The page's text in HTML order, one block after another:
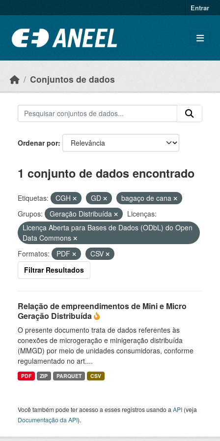
Entrar
Conjuntos de dados
Ordenar por
1 conjunto de dados encontrado
Etiquetas: CGH GD
bagaço de cana
Grupos:
Geração Distribuída
Licenças:
Licença Aberta para Bases de Dados (ODbL) do Open
Data Commons
Formatos:
PDF
CSV
Filtrar Resultados
Relação de empreendimentos de Mini e Micro
Geração Distribuída
O presente documento trata de dados referentes às
conexões de microgeração e minigeração distribuída
(MMGD) por meio de unidades consumidoras, conforme
regulamentado no art....
PDF ZIP PARQUET CSV
Você também pode ter acesso a esses registros usando a API (veja
Documentação da API).